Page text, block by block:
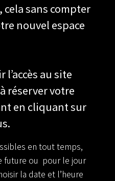
sans compter
nouvel espace
au site
réserver votre
en cliquant sur
en tout temps,
future ou pour le jour
la date et l’heure